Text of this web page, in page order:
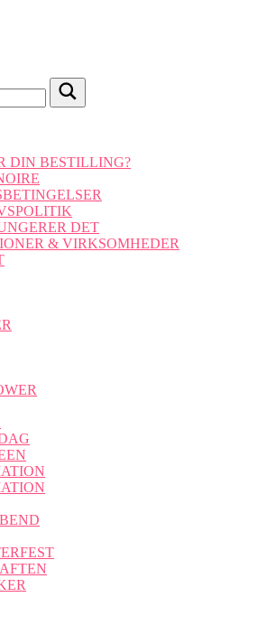
DIN BESTILLING?
DET
& VIRKSOMHEDER